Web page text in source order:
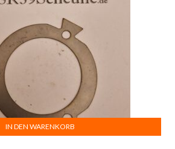
IN DEN WARENKORB